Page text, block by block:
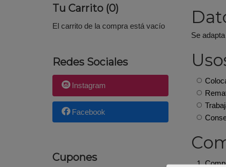
Tu Carrito (0)
El carrito de la compra está vacío
Redes Sociales
Instagram
Facebook
Cupones
Se